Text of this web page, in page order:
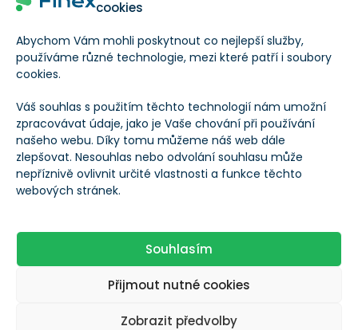
cookies
Abychom Vám mohli poskytnout co nejlepší služby,
používáme různé technologie, mezi které patří i soubory
cookies.
Váš souhlas s použitím těchto technologií nám umožní
zpracovávat údaje, jako je Vaše chování při používání
našeho webu. Díky tomu můžeme náš web dále
zlepšovat. Nesouhlas nebo odvolání souhlasu může
nepříznivě ovlivnit určité vlastnosti a funkce těchto
webových stránek.
Souhlasím
Přijmout nutné cookies
Zobrazit předvolby
společnosti
Založeno 2003
Datum IPO --
Sektor Průmysl
Průmysl
8 816
Vedení společnosti